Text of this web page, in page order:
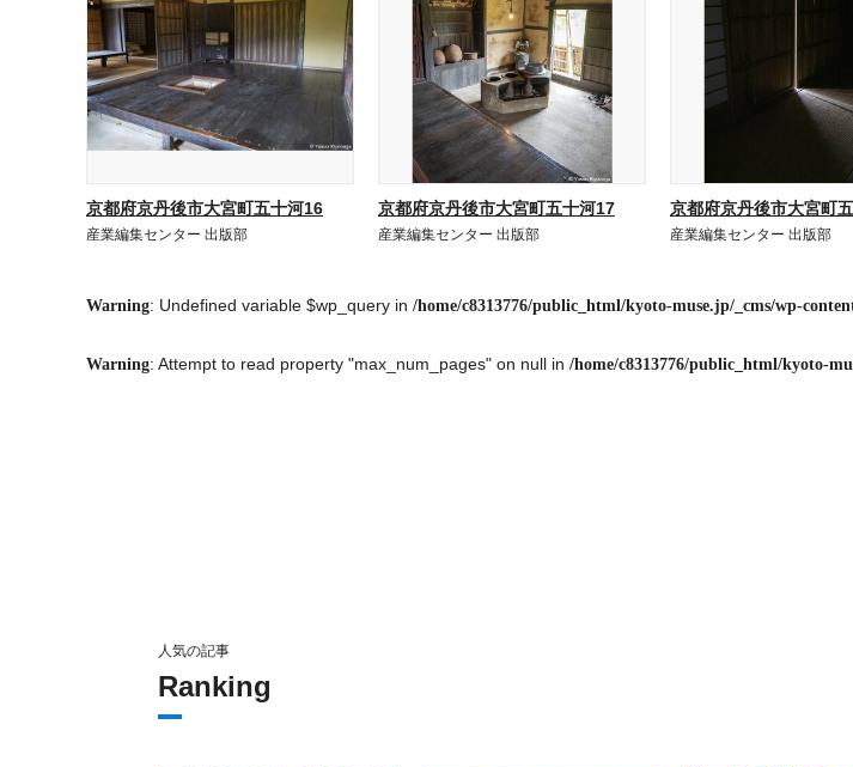
京都府京丹後市大宮町五十河16
産業編集センター 出版部
京都府京丹後市大宮町五十河17
産業編集センター 出版部
京都府京丹後市大宮町
産業編集センター 出版部
Warning: Undefined variable $wp_query in /home/c8313776/public_html/kyoto-muse.jp/_cms/wp-
Warning: Attempt to read property "max_num_pages" on null in /home/c8313776/public_html/kyoto-
人気の記事
Ranking